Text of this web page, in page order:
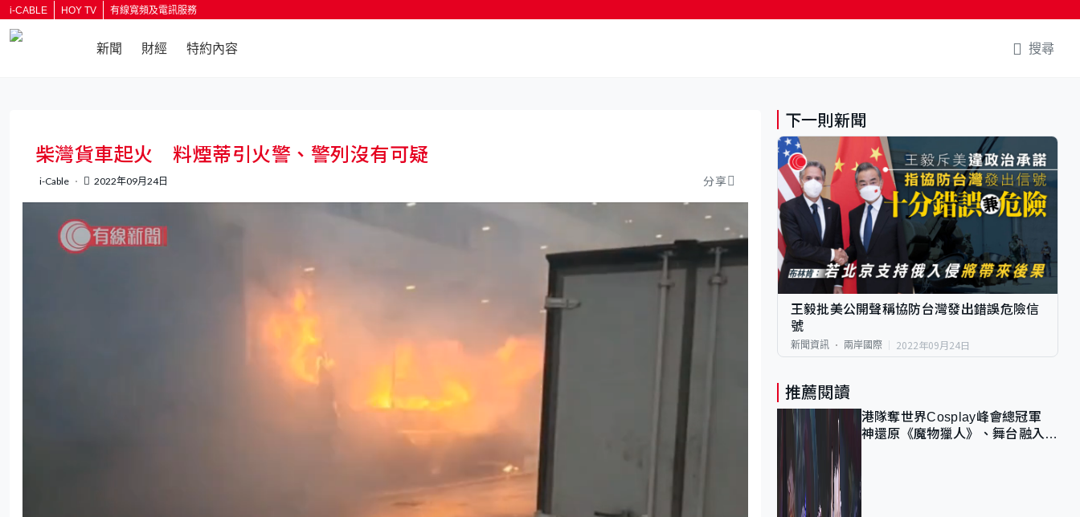
i-CABLE HOY TV 有線寬頻及電訊服務
新聞 財經 特約內容 搜尋
柴灣貨車起火 料煙蒂引火警、警列沒有可疑
i-Cable 2022年09月24日 分享
下一則新聞
王毅批美公開聲稱協防台灣發出錯誤危險信
號
新聞資訊 兩岸國際 2022年09月24日
推薦閱讀
港隊奪世界Cosplay峰會總冠軍
神還原《魔物獵人》、舞台融入獅